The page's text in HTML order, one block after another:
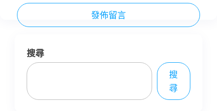
搜尋
搜
尋